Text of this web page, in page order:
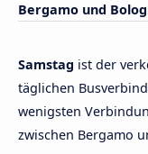
Bergamo und
Samstag ist der
täglichen
wenigsten
zwischen Bergamo